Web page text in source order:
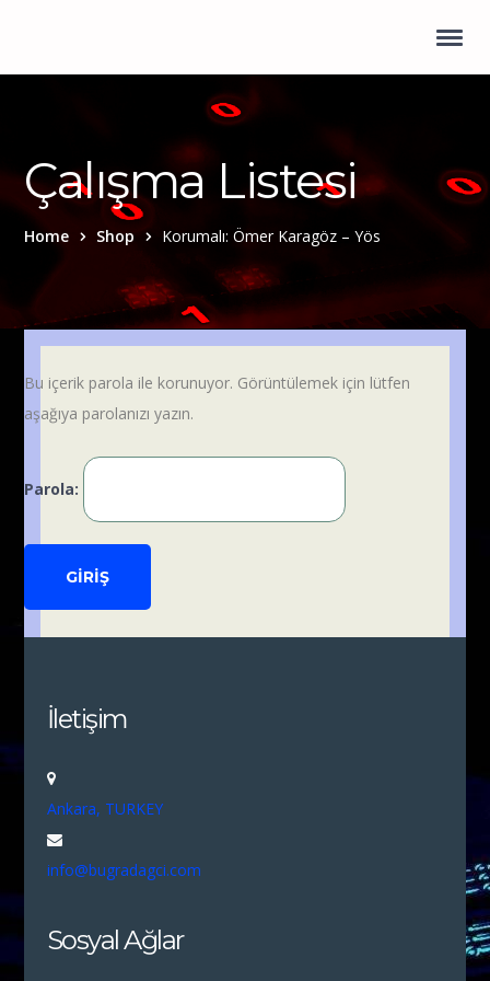
Çalışma Listesi
Home Shop Korumalı: Ömer Karagöz – Yös
Bu içerik parola ile korunuyor. Görüntülemek için lütfen
aşağıya parolanızı yazın.
Parola:
İletişim
Ankara, TURKEY
info@bugradagci.com
Sosyal Ağlar